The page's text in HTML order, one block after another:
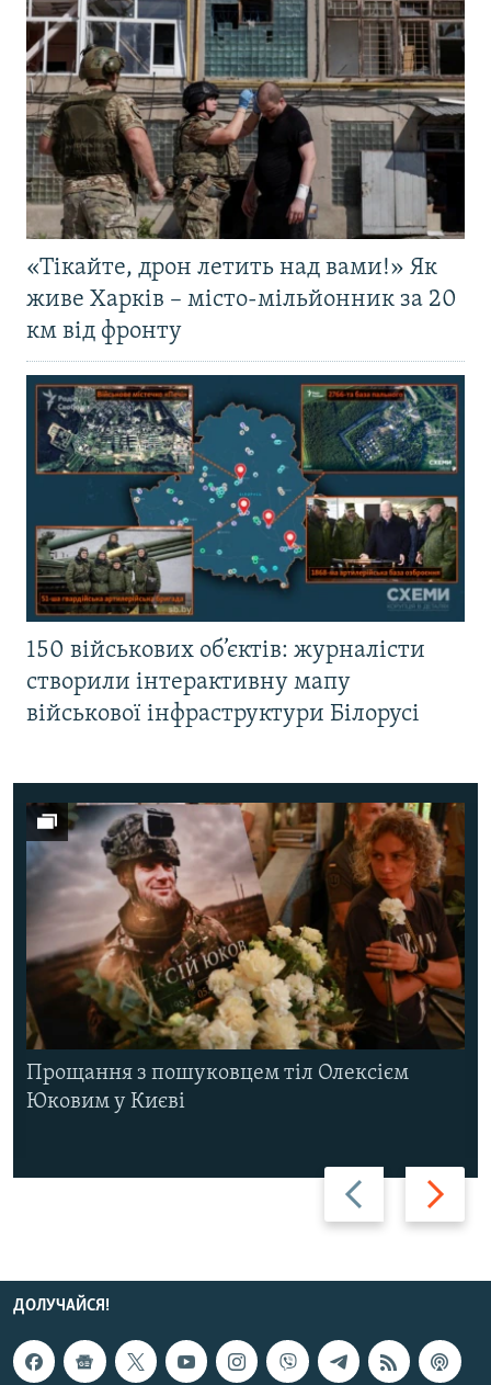
«Тікайте, дрон летить над вами!» Як
живе Харків – місто-мільйонник за 20
км від фронту
150 військових об’єктів: журналісти
створили інтерактивну мапу
військової інфраструктури Білорусі
Назад Вперед
Прощання з пошуковцем тіл Олексієм
Юковим у Києві
ДОЛУЧАЙСЯ!